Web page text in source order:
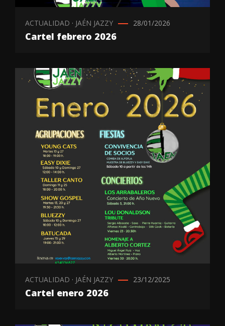
ACTUALIDAD · JAÉN JAZZY 28/01/2026
Cartel febrero 2026
ACTUALIDAD · JAÉN JAZZY 23/12/2025
Cartel enero 2026